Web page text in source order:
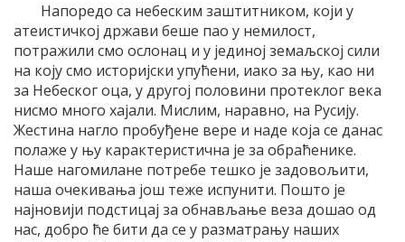
Напоредо са небеским заштитником, који у
атеистичкој држави беше пао у немилост,
потражили смо ослонац и у јединој земаљској сили
на коју смо историјски упућени, иако за њу, као ни
за Небеског оца, у другој половини протеклог века
нисмо много хајали. Мислим, наравно, на Русију.
Жестина нагло пробуђене вере и наде која се данас
полаже у њу карактеристична је за обраћенике.
Наше нагомилане потребе тешко је задовољити,
наша очекивања још теже испунити. Пошто је
најновији подстицај за обнављање веза дошао од
нас, добро ће бити да се у разматрању наших